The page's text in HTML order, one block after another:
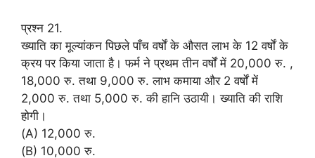
प्रश्न 21.
ख्याति का मूल्यांकन पिछले पाँच वर्षों के औसत लाभ के 12 वर्षों के
क्रय पर किया जाता है। फर्म ने प्रथम तीन वर्षों में 20,000 रु. ,
18,000 रु. तथा 9,000 रु. लाभ कमाया और 2 वर्षों में
2,000 रु. तथा 5,000 रु. की हानि उठायी। ख्याति की राशि
होगी।
(A) 12,000 रु.
(B) 10,000 रु.